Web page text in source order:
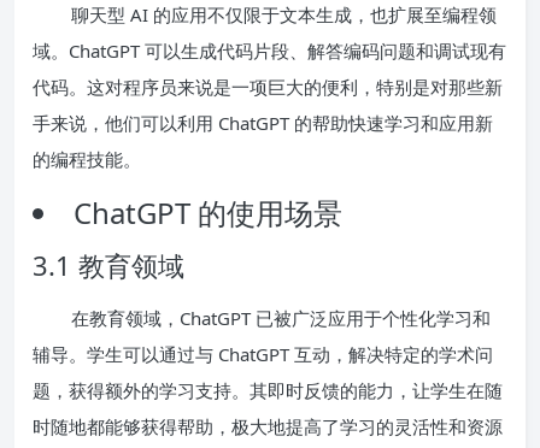
聊天型 AI 的应用不仅限于文本生成，也扩展至编程领
域。ChatGPT 可以生成代码片段、解答编码问题和调试现有
代码。这对程序员来说是一项巨大的便利，特别是对那些新
手来说，他们可以利用 ChatGPT 的帮助快速学习和应用新
的编程技能。
ChatGPT 的使用场景
3.1 教育领域
在教育领域，ChatGPT 已被广泛应用于个性化学习和
辅导。学生可以通过与 ChatGPT 互动，解决特定的学术问
题，获得额外的学习支持。其即时反馈的能力，让学生在随
时随地都能够获得帮助，极大地提高了学习的灵活性和资源